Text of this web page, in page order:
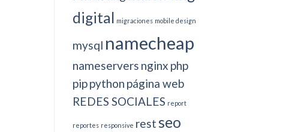
digital migraciones mobile design
mysql namecheap
nameservers nginx php
pippython página web
REDES SOCIALES report
reportes responsive restseo